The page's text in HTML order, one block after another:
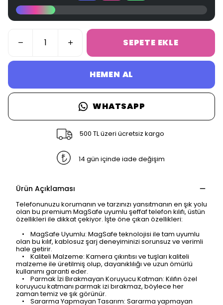
SEPETE EKLE
HEMEN AL
WHATSAPP
500 TL üzeri ücretsiz kargo
14 gün içinde iade değişim
Ürün Açıklaması
Telefonunuzu korumanın ve tarzınızı yansıtmanın en şık yolu
olan bu premium MagSafe uyumlu şeffaf telefon kılıfı, üstün
özellikleri ile dikkat çekiyor. İşte öne çıkan özellikleri:
• MagSafe Uyumlu: MagSafe teknolojisi ile tam uyumlu
olan bu kılıf, kablosuz şarj deneyiminizi sorunsuz ve verimli
hale getirir.
• Kaliteli Malzeme: Kamera çıkıntısı ve tuşları kaliteli
malzeme ile üretilmiş olup, dayanıklılığı ve uzun ömürlü
kullanımı garanti eder.
• Parmak İzi Bırakmayan Koruyucu Katman: Kılıfın özel
koruyucu katmanı parmak izi bırakmaz, böylece her
zaman temiz ve şık görünür.
• Sararma Yapmayan Tasarım: Sararma yapmayan